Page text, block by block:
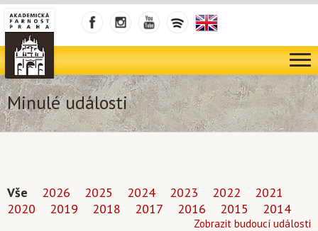
Minulé události
Vše 2026 2025 2024 2023 2022
2021
2020
2019 2018 2017 2016 2015 2014
Zobrazit budoucí události